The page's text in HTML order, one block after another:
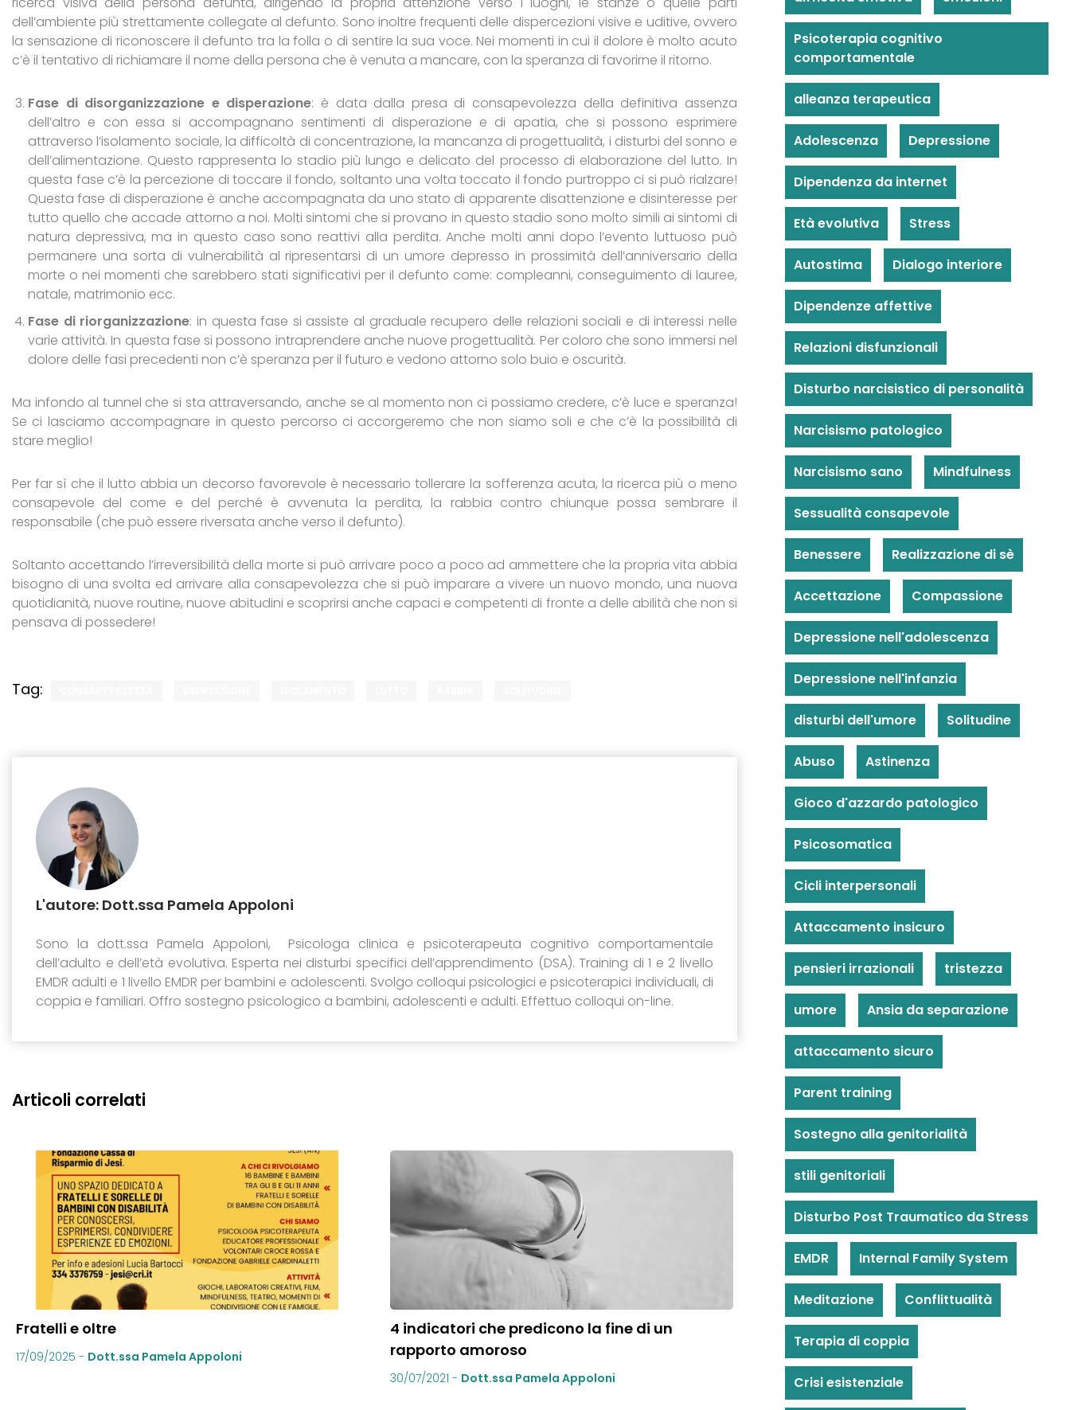
dell’ambiente più strettamente collegate al defunto. Sono inoltre frequenti delle dispercezioni visive e uditive, ovvero
la sensazione di riconoscere il defunto tra la folla o di sentire la sua voce. Nei momenti in cui il dolore è molto acuto
c’è il tentativo di richiamare il nome della persona che è venuta a mancare, con la speranza di favorirne il ritorno.
Fase di disorganizzazione e disperazione: è data dalla presa di consapevolezza della definitiva assenza
dell’altro e con essa si accompagnano sentimenti di disperazione e di apatia, che si possono esprimere
attraverso l’isolamento sociale, la difficoltà di concentrazione, la mancanza di progettualità, i disturbi del sonno e
dell’alimentazione. Questo rappresenta lo stadio più lungo e delicato del processo di elaborazione del lutto. In
questa fase c’è la percezione di toccare il fondo, soltanto una volta toccato il fondo purtroppo ci si può rialzare!
Questa fase di disperazione è anche accompagnata da uno stato di apparente disattenzione e disinteresse per
tutto quello che accade attorno a noi. Molti sintomi che si provano in questo stadio sono molto simili ai sintomi di
natura depressiva, ma in questo caso sono reattivi alla perdita. Anche molti anni dopo l’evento luttuoso può
permanere una sorta di vulnerabilità al ripresentarsi di un umore depresso in prossimità dell’anniversario della
morte o nei momenti che sarebbero stati significativi per il defunto come: compleanni, conseguimento di lauree,
natale, matrimonio ecc.
Fase di riorganizzazione: in questa fase si assiste al graduale recupero delle relazioni sociali e di interessi nelle
varie attività. In questa fase si possono intraprendere anche nuove progettualità. Per coloro che sono immersi nel
dolore delle fasi precedenti non c’è speranza per il futuro e vedono attorno solo buio e oscurità.
Ma infondo al tunnel che si sta attraversando, anche se al momento non ci possiamo credere, c’è luce e speranza!
Se ci lasciamo accompagnare in questo percorso ci accorgeremo che non siamo soli e che c’è la possibilità di
stare meglio!
Per far sì che il lutto abbia un decorso favorevole è necessario tollerare la sofferenza acuta, la ricerca più o meno
consapevole del come e del perché è avvenuta la perdita, la rabbia contro chiunque possa sembrare il
responsabile (che può essere riversata anche verso il defunto).
Soltanto accettando l’irreversibilità della morte si può arrivare poco a poco ad ammettere che la propria vita abbia
bisogno di una svolta ed arrivare alla consapevolezza che si può imparare a vivere un nuovo mondo, una nuova
quotidianità, nuove routine, nuove abitudini e scoprirsi anche capaci e competenti di fronte a delle abilità che non si
pensava di possedere!
Tag:
L'autore: Dott.ssa Pamela Appoloni
Sono la dott.ssa Pamela Appoloni, Psicologa clinica e psicoterapeuta cognitivo comportamentale
dell’adulto e dell’età evolutiva. Esperta nei disturbi specifici dell’apprendimento (DSA). Training di 1 e 2 livello
EMDR adulti e 1 livello EMDR per bambini e adolescenti. Svolgo colloqui psicologici e psicoterapici individuali, di
coppia e familiari. Offro sostegno psicologico a bambini, adolescenti e adulti. Effettuo colloqui on-line.
Articoli correlati
Fratelli e oltre
17/09/2025 - Dott.ssa Pamela Appoloni
4 indicatori che predicono la fine di un
rapporto amoroso
30/07/2021 - Dott.ssa Pamela Appoloni
Psicoterapia cognitivo
comportamentale
alleanza terapeutica
Adolescenza Depressione
Dipendenza da internet
Età evolutiva Stress
Autostima Dialogo interiore
Dipendenze affettive
Relazioni disfunzionali
Disturbo narcisistico di personalità
Narcisismo patologico
Narcisismo sano Mindfulness
Sessualità consapevole
Benessere Realizzazione di sè
Accettazione Compassione
Depressione nell'adolescenza
Depressione nell'infanzia
disturbi dell'umore Solitudine
Abuso Astinenza
Gioco d'azzardo patologico
Psicosomatica
Cicli interpersonali
Attaccamento insicuro
pensieri irrazionali tristezza
umore Ansia da separazione
attaccamento sicuro
Parent training
Sostegno alla genitorialità
stili genitoriali
Disturbo Post Traumatico da Stress
EMDR Internal Family System
Meditazione Conflittualità
Terapia di coppia
Crisi esistenziale